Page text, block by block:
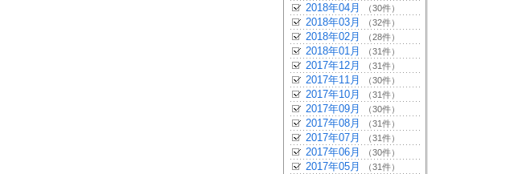
2018年04月 （30件）
2018年03月 （32件）
2018年02月 （28件）
2018年01月 （31件）
2017年12月 （31件）
2017年11月 （30件）
2017年10月 （31件）
2017年09月 （30件）
2017年08月 （31件）
2017年07月 （31件）
2017年06月 （30件）
2017年05月 （31件）